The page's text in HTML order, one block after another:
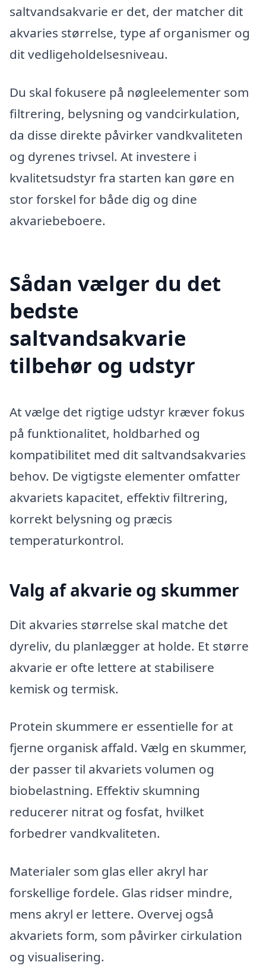
saltvandsakvarie er det, der matcher dit
akvaries størrelse, type af organismer og
dit vedligeholdelsesniveau.
Du skal fokusere på nøgleelementer som
filtrering, belysning og vandcirkulation,
da disse direkte påvirker vandkvaliteten
og dyrenes trivsel. At investere i
kvalitetsudstyr fra starten kan gøre en
stor forskel for både dig og dine
akvariebeboere.
Sådan vælger du det
bedste
saltvandsakvarie
tilbehør og udstyr
At vælge det rigtige udstyr kræver fokus
på funktionalitet, holdbarhed og
kompatibilitet med dit saltvandsakvaries
behov. De vigtigste elementer omfatter
akvariets kapacitet, effektiv filtrering,
korrekt belysning og præcis
temperaturkontrol.
Valg af akvarie og skummer
Dit akvaries størrelse skal matche det
dyreliv, du planlægger at holde. Et større
akvarie er ofte lettere at stabilisere
kemisk og termisk.
Protein skummere er essentielle for at
fjerne organisk affald. Vælg en skummer,
der passer til akvariets volumen og
biobelastning. Effektiv skumning
reducerer nitrat og fosfat, hvilket
forbedrer vandkvaliteten.
Materialer som glas eller akryl har
forskellige fordele. Glas ridser mindre,
mens akryl er lettere. Overvej også
akvariets form, som påvirker cirkulation
og visualisering.